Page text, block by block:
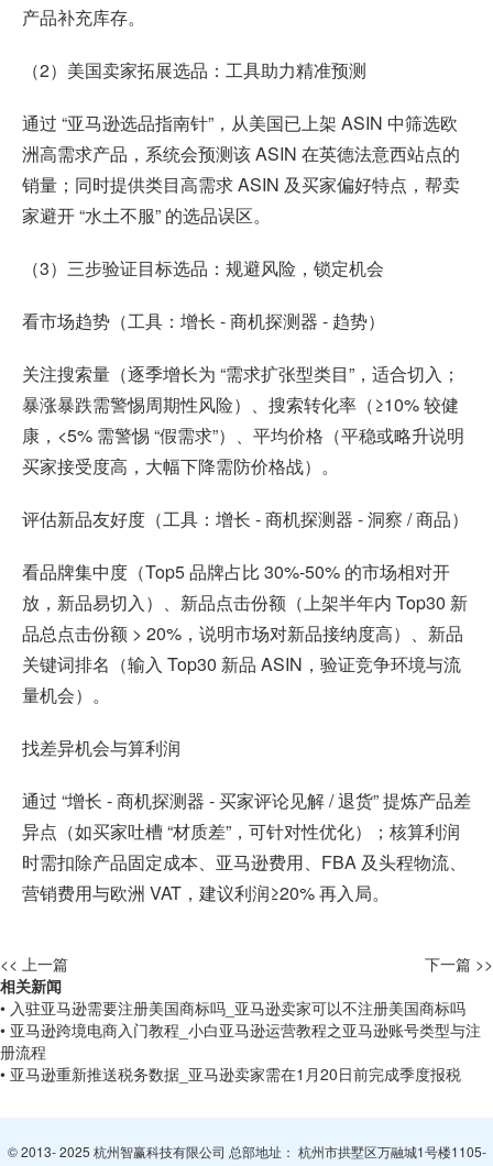
产品补充库存。
（2）美国卖家拓展选品：工具助力精准预测
通过 “亚马逊选品指南针”，从美国已上架 ASIN 中筛选欧
洲高需求产品，系统会预测该 ASIN 在英德法意西站点的
销量；同时提供类目高需求 ASIN 及买家偏好特点，帮卖
家避开 “水土不服” 的选品误区。
（3）三步验证目标选品：规避风险，锁定机会
看市场趋势（工具：增长 - 商机探测器 - 趋势）
关注搜索量（逐季增长为 “需求扩张型类目”，适合切入；
暴涨暴跌需警惕周期性风险）、搜索转化率（≥10% 较健
康，<5% 需警惕 “假需求”）、平均价格（平稳或略升说明
买家接受度高，大幅下降需防价格战）。
评估新品友好度（工具：增长 - 商机探测器 - 洞察 / 商品）
看品牌集中度（Top5 品牌占比 30%-50% 的市场相对开
放，新品易切入）、新品点击份额（上架半年内 Top30 新
品总点击份额 > 20%，说明市场对新品接纳度高）、新品
关键词排名（输入 Top30 新品 ASIN，验证竞争环境与流
量机会）。
找差异机会与算利润
通过 “增长 - 商机探测器 - 买家评论见解 / 退货” 提炼产品差
异点（如买家吐槽 “材质差”，可针对性优化）；核算利润
时需扣除产品固定成本、亚马逊费用、FBA 及头程物流、
营销费用与欧洲 VAT，建议利润≥20% 再入局。
<< 上一篇
下一篇 >>
相关新闻
• 入驻亚马逊需要注册美国商标吗_亚马逊卖家可以不注册美国商标吗
• 亚马逊跨境电商入门教程_小白亚马逊运营教程之亚马逊账号类型与注
册流程
• 亚马逊重新推送税务数据_亚马逊卖家需在1月20日前完成季度报税
© 2013- 2025 杭州智赢科技有限公司 总部地址： 杭州市拱墅区万融城1号楼1105-